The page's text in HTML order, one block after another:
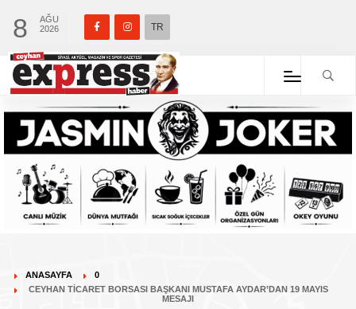
8
AĞU
2026
TR
ANASAYFA
0
CEYHAN TICARET BORSASI BAŞKANI MUSTAFA AYDAR’DAN 19 MAYIS
MESAJI